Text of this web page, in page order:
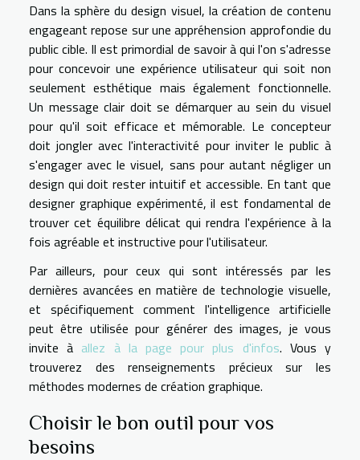
Dans la sphère du design visuel, la création de contenu
engageant repose sur une appréhension approfondie du
public cible. Il est primordial de savoir à qui l'on s'adresse
pour concevoir une expérience utilisateur qui soit non
seulement esthétique mais également fonctionnelle.
Un message clair doit se démarquer au sein du visuel
pour qu'il soit efficace et mémorable. Le concepteur
doit jongler avec l'interactivité pour inviter le public à
s'engager avec le visuel, sans pour autant négliger un
design qui doit rester intuitif et accessible. En tant que
designer graphique expérimenté, il est fondamental de
trouver cet équilibre délicat qui rendra l'expérience à la
fois agréable et instructive pour l'utilisateur.
Par ailleurs, pour ceux qui sont intéressés par les
dernières avancées en matière de technologie visuelle,
et spécifiquement comment l'intelligence artificielle
peut être utilisée pour générer des images, je vous
invite à allez à la page pour plus d'infos. Vous y
trouverez des renseignements précieux sur les
méthodes modernes de création graphique.
Choisir le bon outil pour vos
besoins